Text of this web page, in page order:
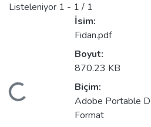
Listeleniyor 1 - 1 / 1
İsim:
Fidan.pdf
Boyut:
870.23 KB
Biçim:
Adobe Portable
Format